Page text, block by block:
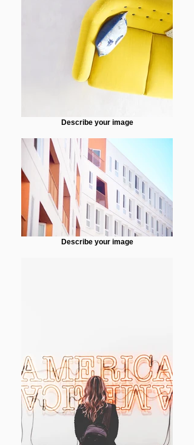
Describe your image
Describe your image